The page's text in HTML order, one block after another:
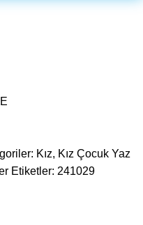
Kız, Kız Çocuk Yaz
Etiketler: 241029